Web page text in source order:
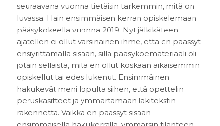
seuraavana vuonna tietäisin tarkemmin, mitä on
luvassa. Hain ensimmäisen kerran opiskelemaan
pääsykokeella vuonna 2019. Nyt jälkikäteen
ajatellen ei ollut varsinainen ihme, että en päässyt
ensiyrittämällä sisään, sillä pääsykoemateriaali oli
jotain sellaista, mitä en ollut koskaan aikaisemmin
opiskellut tai edes lukenut. Ensimmäinen
hakukevät meni lopulta siihen, että opettelin
peruskäsitteet ja ymmärtämään lakitekstin
rakennetta. Vaikka en päässyt sisään